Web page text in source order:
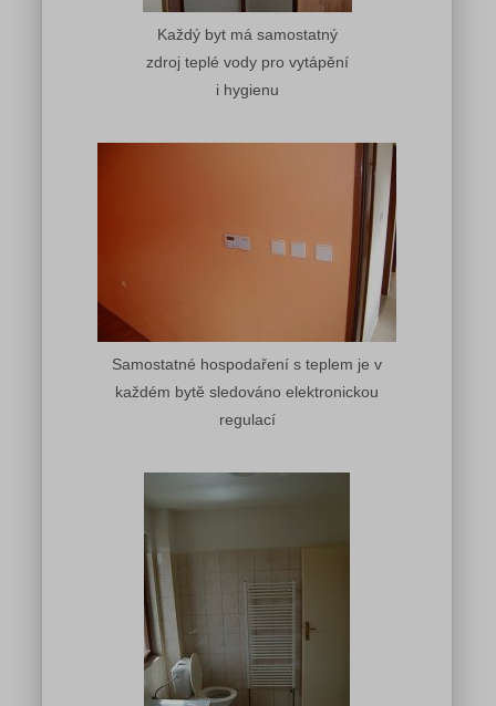
Každý byt má samostatný
zdroj teplé vody pro vytápění
i hygienu
Samostatné hospodaření s teplem je v
každém bytě sledováno elektronickou
regulací